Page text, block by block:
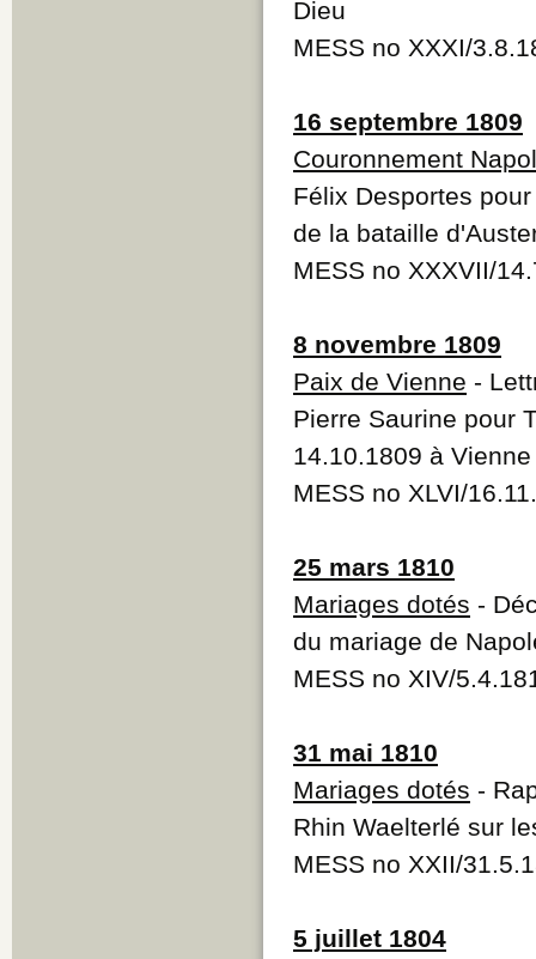
Dieu
MESS no XXXI/
16 septembre 1809
Couronnement
Félix Desportes
de la bataille
MESS no XXXVII/
8 novembre 1809
Paix de Vienne -
Pierre Saurine pour
14.10.1809 à Vienne
MESS no XLVI/
25 mars 1810
Mariages dotés -
du mariage de
MESS no XIV/
31 mai 1810
Mariages dotés -
Rhin Waelterlé sur
MESS no XXII/
5 juillet 1804